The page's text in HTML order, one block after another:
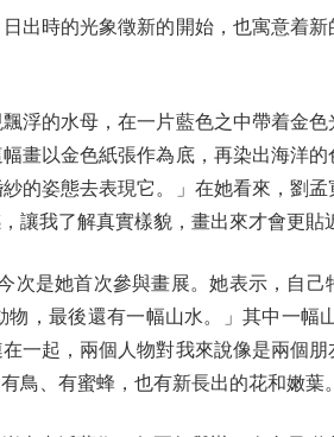
時的光象徵新的開始，也寓意着新
的水母，在一片藍色之中帶着金色
畫以金色紙張作為底，再染出海洋
的姿態去表現它。」在她看來，劉
讓我了解真實樣貌，畫出來才會更貼
是她首次參與畫展。她表示，自己
，最後還有一幅山水。」其中一幅
一起，兩個人物對我來說像是兩個
鳥、有蜜蜂，也有新長出的花和嫩葉